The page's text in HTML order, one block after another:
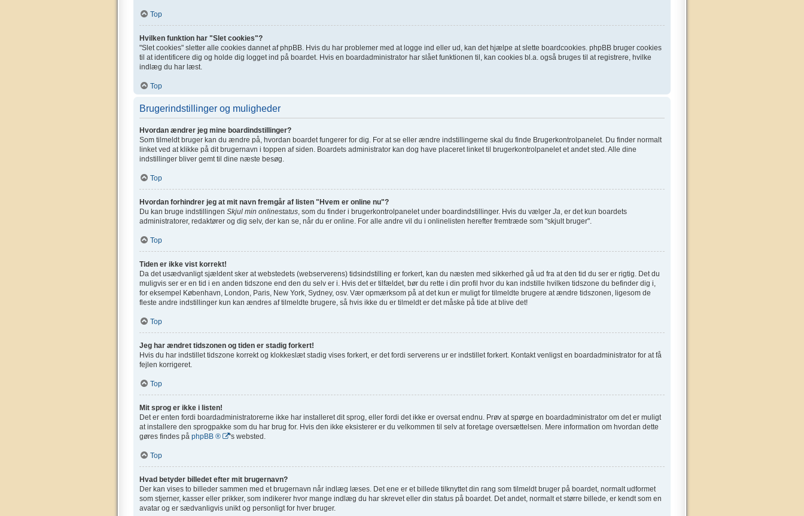
Top
Hvilken funktion har "Slet cookies"?
"Slet cookies" sletter alle cookies dannet af phpBB. Hvis du har problemer med at logge ind eller ud, kan det hjælpe at slette boardcookies. phpBB bruger cookies
til at identificere dig og holde dig logget ind på boardet. Hvis en boardadministrator har slået funktionen til, kan cookies bl.a. også bruges til at registrere, hvilke
indlæg du har læst.
Top
Brugerindstillinger og muligheder
Hvordan ændrer jeg mine boardindstillinger?
Som tilmeldt bruger kan du ændre på, hvordan boardet fungerer for dig. For at se eller ændre indstillingerne skal du finde Brugerkontrolpanelet. Du finder normalt
linket ved at klikke på dit brugernavn i toppen af siden. Boardets administrator kan dog have placeret linket til brugerkontrolpanelet et andet sted. Alle dine
indstillinger bliver gemt til dine næste besøg.
Top
Hvordan forhindrer jeg at mit navn fremgår af listen "Hvem er online nu"?
Du kan bruge indstillingen Skjul min onlinestatus , som du finder i brugerkontrolpanelet under boardindstillinger. Hvis du vælger Ja , er det kun boardets
administratorer, redaktører og dig selv, der kan se, når du er online. For alle andre vil du i onlinelisten herefter fremtræde som "skjult bruger".
Top
Tiden er ikke vist korrekt!
Da det usædvanligt sjældent sker at webstedets (webserverens) tidsindstilling er forkert, kan du næsten med sikkerhed gå ud fra at den tid du ser er rigtig. Det du
muligvis ser er en tid i en anden tidszone end den du selv er i. Hvis det er tilfældet, bør du rette i din profil hvor du kan indstille hvilken tidszone du befinder dig i,
for eksempel København, London, Paris, New York, Sydney, osv. Vær opmærksom på at det kun er muligt for tilmeldte brugere at ændre tidszonen, ligesom de
fleste andre indstillinger kun kan ændres af tilmeldte brugere, så hvis ikke du er tilmeldt er det måske på tide at blive det!
Top
Jeg har ændret tidszonen og tiden er stadig forkert!
Hvis du har indstillet tidszone korrekt og klokkeslæt stadig vises forkert, er det fordi serverens ur er indstillet forkert. Kontakt venligst en boardadministrator for at få
fejlen korrigeret.
Top
Mit sprog er ikke i listen!
Det er enten fordi boardadministratorerne ikke har installeret dit sprog, eller fordi det ikke er oversat endnu. Prøv at spørge en boardadministrator om det er muligt
at installere den sprogpakke som du har brug for. Hvis den ikke eksisterer er du velkommen til selv at foretage oversættelsen. Mere information om hvordan dette
gøres findes på phpBB ® 's websted.
Top
Hvad betyder billedet efter mit brugernavn?
Der kan vises to billeder sammen med et brugernavn når indlæg læses. Det ene er et billede tilknyttet din rang som tilmeldt bruger på boardet, normalt udformet
som stjerner, kasser eller prikker, som indikerer hvor mange indlæg du har skrevet eller din status på boardet. Det andet, normalt et større billede, er kendt som en
avatar og er sædvanligvis unikt og personligt for hver bruger.